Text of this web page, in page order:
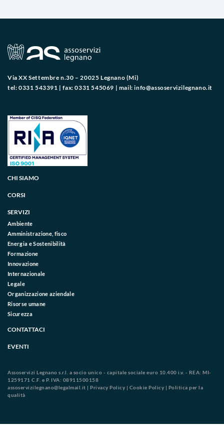
Via XX Settembre n.30 – 20025 Legnano (Mi)
tel: 0331 543391 | fax: 0331 545069 | mail:info@assoservizilegnano.it
CHI SIAMO
CORSI
SERVIZI
Ambiente
Amministrazione, fisco
Energia e Sostenibilità
Formazione
Innovazione
Internazionale
Legale
Organizzazione aziendale
Risorse umane
Sicurezza
CONTATTACI
EVENTI
Assoservizi Legnano s.r.l. a socio unico - capitale sociale euro 10.400 i.v. - REA: MI-
1259171 C.F. e P. IVA: 08911500158
assoservizilegnano@legalmail.it | Privacy Policy | Cookie Policy | Politica per la
qualità